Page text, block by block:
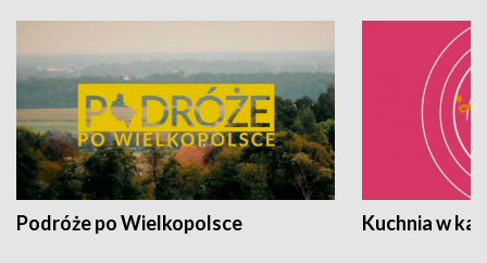
Podróże po Wielkopolsce Kuchnia w